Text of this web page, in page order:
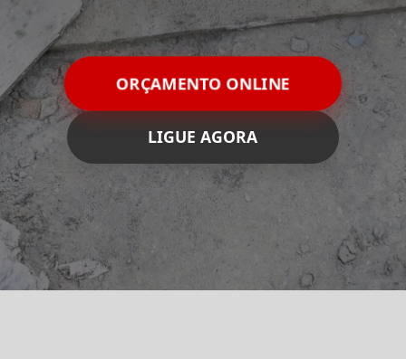
ORÇAMENTO ONLINE
LIGUE AGORA